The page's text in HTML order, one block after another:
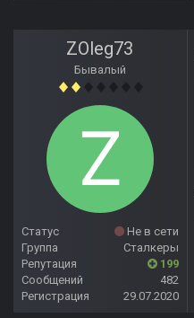
ZOleg73
Бывалый
Статус
Не в сети
Группа
Сталкеры
Репутация
199
Сообщений
482
Регистрация
29.07.2020